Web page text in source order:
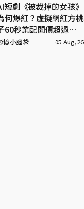
短劇《被裁掉的女孩》
何爆紅？虛擬網紅方桃
60秒業配開價超過百
元
憶小腦袋 05 Aug,26